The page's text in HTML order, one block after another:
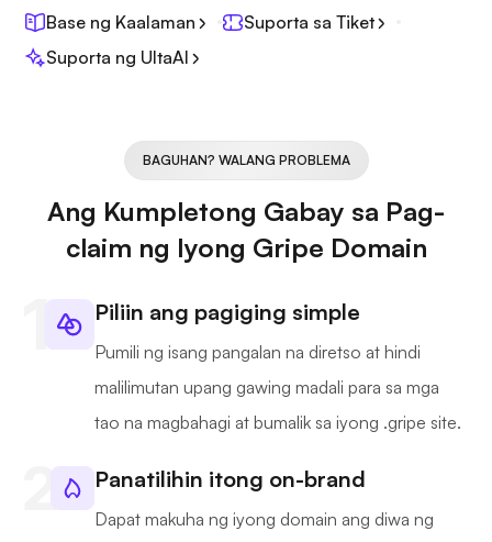
Base ng Kaalaman
Suporta sa Tiket
Suporta ng UltaAI
BAGUHAN? WALANG PROBLEMA
Ang Kumpletong Gabay sa Pag-
claim ng Iyong Gripe Domain
Piliin ang pagiging simple
Pumili ng isang pangalan na diretso at hindi
malilimutan upang gawing madali para sa mga
tao na magbahagi at bumalik sa iyong .gripe site.
Panatilihin itong on-brand
Dapat makuha ng iyong domain ang diwa ng